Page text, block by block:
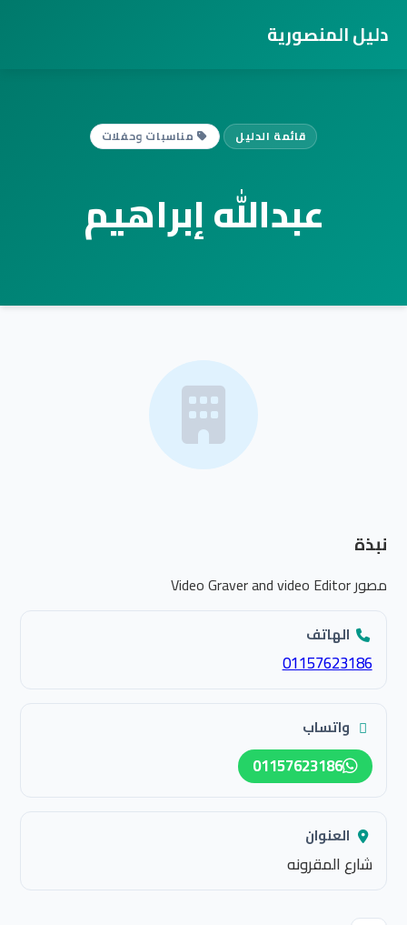
دليل المنصورية
قائمة الدليل مناسبات وحفلات
عبدالله إبراهيم
نبذة
مصور Video Graver and video Editor
الهاتف
01157623186
واتساب
01157623186
العنوان
شارع المقرونه